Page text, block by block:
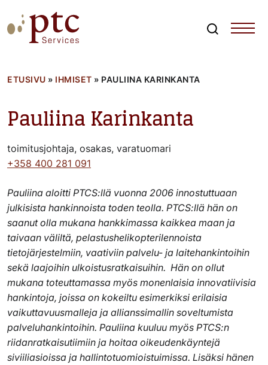
to
content
ETUSIVU » IHMISET » PAULIINA KARINKANTA
Pauliina Karinkanta
toimitusjohtaja, osakas, varatuomari
+358 400 281 091
Pauliina aloitti PTCS:llä vuonna 2006 innostuttuaan
julkisista hankinnoista toden teolla. PTCS:llä hän on
saanut olla mukana hankkimassa kaikkea maan ja
taivaan väliltä, pelastushelikopterilennoista
tietojärjestelmiin, vaativiin palvelu- ja laitehankintoihin
sekä laajoihin ulkoistusratkaisuihin. Hän on ollut
mukana toteuttamassa myös monenlaisia innovatiivisia
hankintoja, joissa on kokeiltu esimerkiksi erilaisia
vaikuttavuusmalleja ja allianssimallin soveltumista
palveluhankintoihin. Pauliina kuuluu myös PTCS:n
riidanratkaisutiimiin ja hoitaa oikeudenkäyntejä
siviiliasioissa ja hallintotuomioistuimissa. Lisäksi hänen